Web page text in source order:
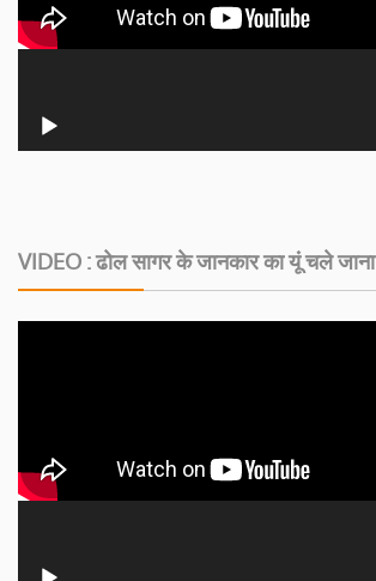
VIDEO : ढोल सागर के जानकार का यूं चले जाना